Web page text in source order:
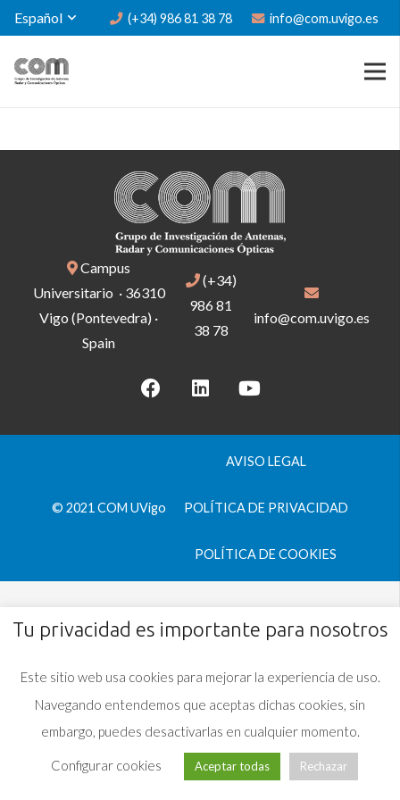
Español (+34) 986 81 38 78 info@com.uvigo.es
Campus
Universitario · 36310
Vigo (Pontevedra) ·
Spain
(+34)
986 81
38 78
info@com.uvigo.es
© 2021 COM UVigo
AVISO LEGAL
POLÍTICA DE PRIVACIDAD
POLÍTICA DE COOKIES
Tu privacidad es importante para nosotros
Este sitio web usa cookies para mejorar la experiencia de uso.
Navegando entendemos que aceptas dichas cookies, sin
embargo, puedes desactivarlas en cualquier momento.
Configurar cookies Aceptar todas Rechazar